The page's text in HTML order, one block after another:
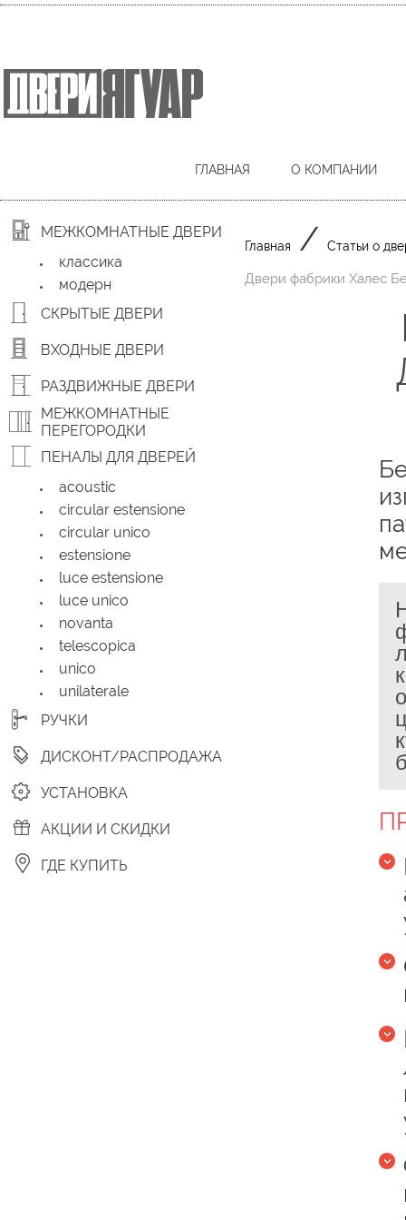
ГЛАВНАЯ О КОМПАНИИ
МЕЖКОМНАТНЫЕ ДВЕРИ
классика
модерн
СКРЫТЫЕ ДВЕРИ
ВХОДНЫЕ ДВЕРИ
РАЗДВИЖНЫЕ ДВЕРИ
МЕЖКОМНАТНЫЕ
ПЕРЕГОРОДКИ
ПЕНАЛЫ ДЛЯ ДВЕРЕЙ
acoustic
circular estensione
circular unico
estensione
luce estensione
luce unico
novanta
telescopica
unico
unilaterale
РУЧКИ
ДИСКОНТ/РАСПРОДАЖА
УСТАНОВКА
АКЦИИ И СКИДКИ
ГДЕ КУПИТЬ
Главная / Статьи о
Двери фабрики Халес